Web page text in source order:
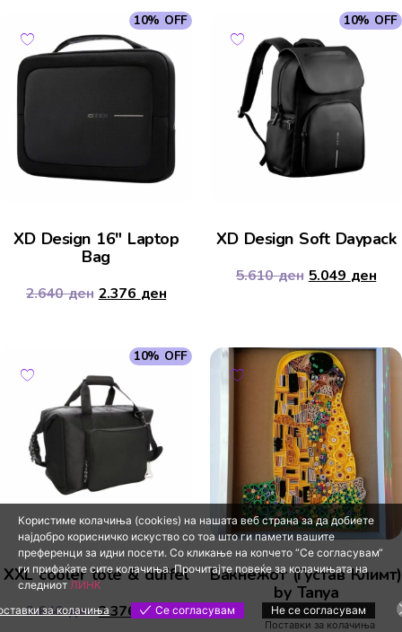
10% OFF
XD Design 16″ Laptop
Bag
2.640ден 2.376 ден
10% OFF
XD Design Soft Daypack
5.610ден 5.049 ден
10% OFF
XXL cooler tote & duffel
2.640ден 2.376ден
Бакнежот (Густав Климт)
by Tanya
Користиме колачиња (cookies) на нашата веб страна за да добиете
најдобро корисничко искуство со тоа што ги памети вашите
преференци за идни посети. Со кликање на копчето “Се согласувам“
ги прифаќате сите колачиња. Прочитајте повеќе за колачињата на
следниот ЛИНК
за колачиња
Се согласувам Не се согласувам
Поставки за колачиња